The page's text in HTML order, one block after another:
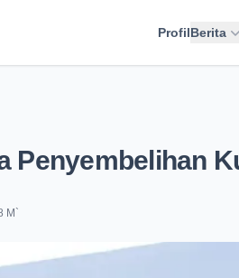
ProfilBerita
Penyembelihan
M `